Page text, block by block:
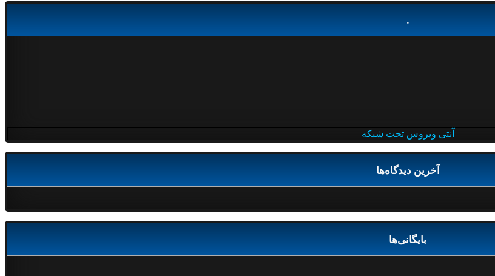
.
آنتی ویروس تحت شبکه
آخرین دیدگاه‌ها
بایگانی‌ها